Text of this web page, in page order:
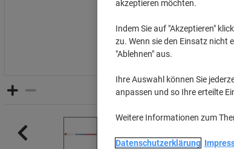
akzeptieren möchten.
Indem Sie auf "Akzeptieren"
zu. Wenn sie den Einsatz nicht
"Ablehnen" aus.
Ihre Auswahl können Sie
anpassen und so Ihre erteilte
Weitere Informationen zum
Datenschutzerklärung